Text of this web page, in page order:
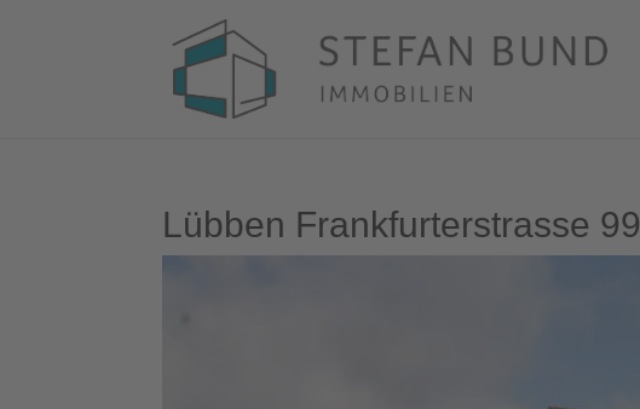
Lübben Frankfurterstrasse 99